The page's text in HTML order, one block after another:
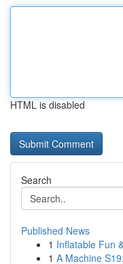
HTML is disabled
Search
Published News
1 Inflatable Fun
1 A Machine